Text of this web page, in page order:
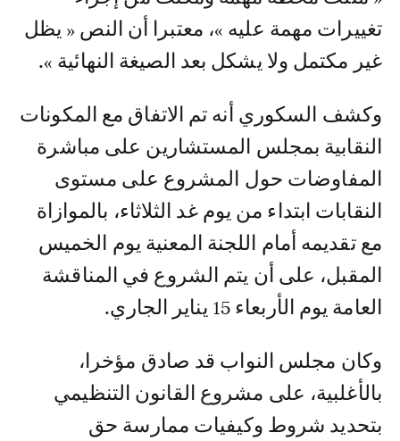
تغييرات مهمة عليه »، معتبرا أن النص « يظل
غير مكتمل ولا يشكل بعد الصيغة النهائية ».
وكشف السكوري أنه تم الاتفاق مع المكونات
النقابية بمجلس المستشارين على مباشرة
المفاوضات حول المشروع على مستوى
النقابات ابتداء من يوم غد الثلاثاء، بالموازاة
مع تقديمه أمام اللجنة المعنية يوم الخميس
المقبل، على أن يتم الشروع في المناقشة
العامة يوم الأربعاء 15 يناير الجاري.
وكان مجلس النواب قد صادق مؤخرا،
بالأغلبية، على مشروع القانون التنظيمي
بتحديد شروط وكيفيات ممارسة حق